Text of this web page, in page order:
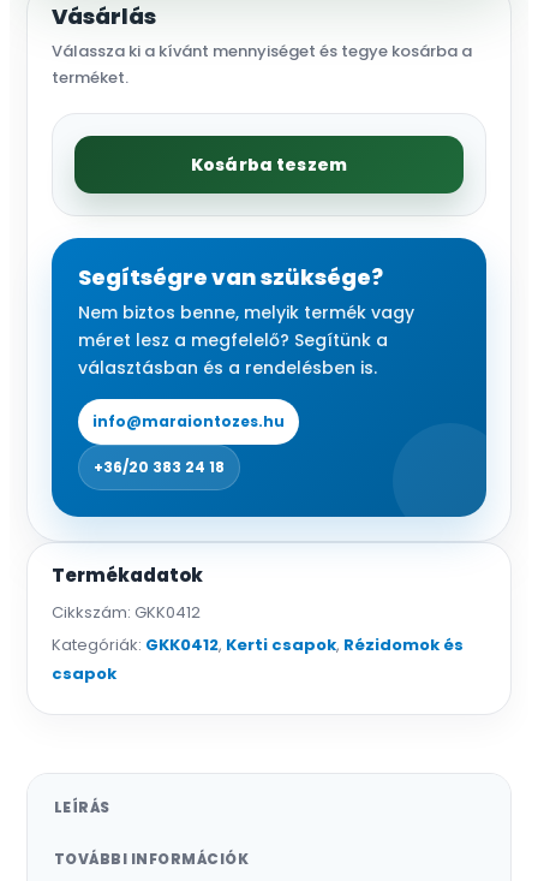
Vásárlás
Válassza ki a kívánt mennyiséget és tegye kosárba a
terméket.
Kerti
csap
sárgaréz
1/2",
golyós
bekötés
3/4",
tömlővéggel
mennyiség
Kosárba teszem
Segítségre van szüksége?
Nem biztos benne, melyik termék vagy
méret lesz a megfelelő? Segítünk a
választásban és a rendelésben is.
info@maraiontozes.hu
+36/20 383 24 18
Termékadatok
Cikkszám: GKK0412
Kategóriák: GKK0412, Kerti csapok, Rézidomok és
csapok
LEÍRÁS
TOVÁBBI INFORMÁCIÓK